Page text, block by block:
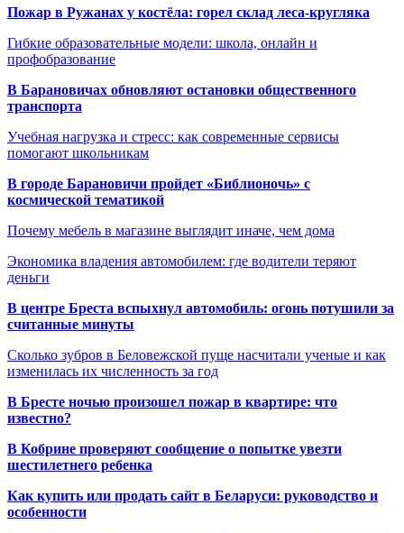
Пожар в Ружанах у костёла: горел склад леса-кругляка
Гибкие образовательные модели: школа, онлайн и
профобразование
В Барановичах обновляют остановки общественного
транспорта
Учебная нагрузка и стресс: как современные сервисы
помогают школьникам
В городе Барановичи пройдет «Библионочь» с
космической тематикой
Почему мебель в магазине выглядит иначе, чем дома
Экономика владения автомобилем: где водители теряют
деньги
В центре Бреста вспыхнул автомобиль: огонь потушили за
считанные минуты
Сколько зубров в Беловежской пуще насчитали ученые и как
изменилась их численность за год
В Бресте ночью произошел пожар в квартире: что
известно?
В Кобрине проверяют сообщение о попытке увезти
шестилетнего ребенка
Как купить или продать сайт в Беларуси: руководство и
особенности